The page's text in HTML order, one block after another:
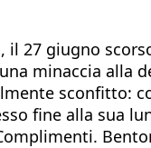
giugno
minaccia alla
sconfitto:
fine alla sua